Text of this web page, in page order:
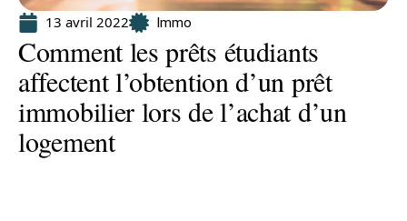
13 avril 2022 Immo
Comment les prêts étudiants
affectent l’obtention d’un prêt
immobilier lors de l’achat d’un
logement